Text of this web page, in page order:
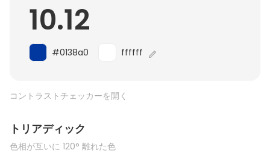
10.12
#0138a0 ffffff
コントラストチェッカーを開く
トリアディック
色相が互いに 120° 離れた色